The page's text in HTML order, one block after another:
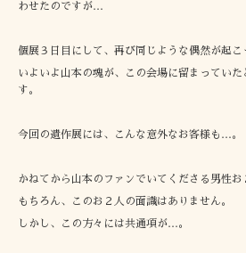
わせたのですが…
個展３日目にして、再び同じような偶然が起こ
いよいよ山本の魂が、この会場に留まっていた
す。
今回の遺作展には、こんな意外なお客様も…。
かねてから山本のファンでいてくださる男性お
もちろん、このお２人の面識はありません。
しかし、この方々には共通項が…。